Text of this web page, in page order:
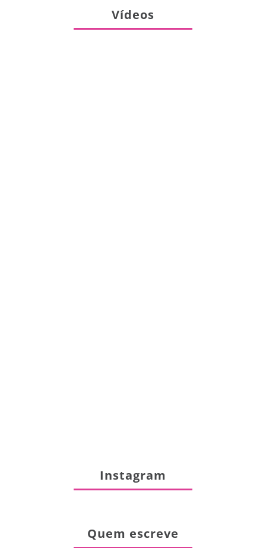
Vídeos
Instagram
Quem escreve